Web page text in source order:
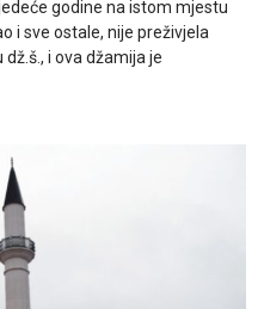
godine na istom mjestu
i sve ostale, nije preživjela
i ova džamija je